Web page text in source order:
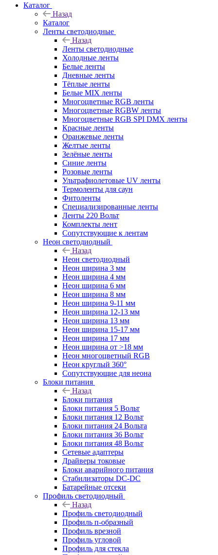
Каталог
Назад
Каталог
Ленты светодиодные
Назад
Ленты светодиодные
Холодные ленты
Белые ленты
Дневные ленты
Тёплые ленты
Белые MIX ленты
Многоцветные RGB ленты
Многоцветные RGBW ленты
Многоцветные RGB SPI DMX ленты
Красные ленты
Оранжевые ленты
Желтые ленты
Зелёные ленты
Синие ленты
Розовые ленты
Ультрафиолетовые UV ленты
Термоленты для саун
Фитоленты
Специализированные ленты
Ленты 220 Вольт
Комплекты лент
Сопутствующие к лентам
Неон светодиодный
Назад
Неон светодиодный
Неон ширина 3 мм
Неон ширина 4 мм
Неон ширина 6 мм
Неон ширина 8 мм
Неон ширина 9-11 мм
Неон ширина 12-13 мм
Неон ширина 13 мм
Неон ширина 15-17 мм
Неон ширина 17 мм
Неон ширина от >18 мм
Неон многоцветный RGB
Неон круглый 360°
Сопутствующие для неона
Блоки питания
Назад
Блоки питания
Блоки питания 5 Вольт
Блоки питания 12 Вольт
Блоки питания 24 Вольта
Блоки питания 36 Вольт
Блоки питания 48 Вольт
Сетевые адаптеры
Драйверы токовые
Блоки аварийного питания
Стабилизаторы DC-DC
Батарейные отсеки
Профиль светодиодный
Назад
Профиль светодиодный
Профиль п-образный
Профиль врезной
Профиль угловой
Профиль для стекла